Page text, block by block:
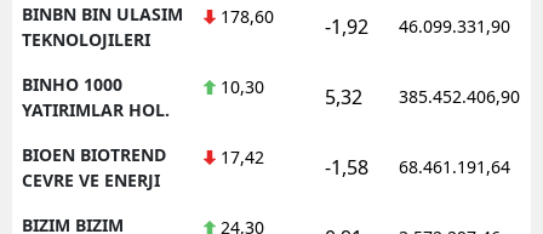
BINBN BIN ULASIM
TEKNOLOJILERI
178,60 -1,92 46.099.331,90
BINHO 1000
YATIRIMLAR HOL.
10,30 5,32 385.452.406,90
BIOEN BIOTREND
CEVRE VE ENERJI
17,42 -1,58 68.461.191,64
BIZIM BIZIM
24,30